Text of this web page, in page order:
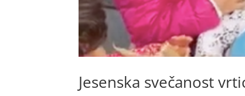
Jesenska svečanost